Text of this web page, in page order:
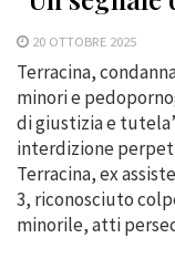
20 OTTOBRE 2025
Terracina,
minori e
di giustizia e
interdizione
Terracina, ex
3, riconosciuto
minorile, atti